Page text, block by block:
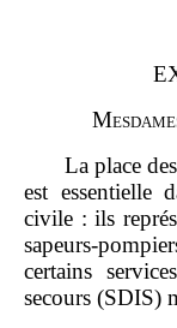
M
La place
est essentielle
civile : ils
certains
secours (SDIS)